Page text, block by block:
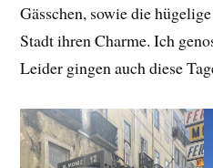
Gässchen, sowie die
Stadt ihren Charme. Ich
Leider gingen auch diese